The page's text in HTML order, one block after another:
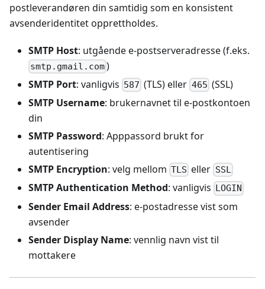
postleverandøren din samtidig som en konsistent
avsenderidentitet opprettholdes.
SMTP Host: utgående e-postserveradresse (f.eks.
smtp.gmail.com)
SMTP Port: vanligvis 587 (TLS) eller 465 (SSL)
SMTP Username: brukernavnet til e-postkontoen
din
SMTP Password: Apppassord brukt for
autentisering
SMTP Encryption: velg mellom TLS eller SSL
SMTP Authentication Method: vanligvis LOGIN
Sender Email Address: e-postadresse vist som
avsender
Sender Display Name: vennlig navn vist til
mottakere